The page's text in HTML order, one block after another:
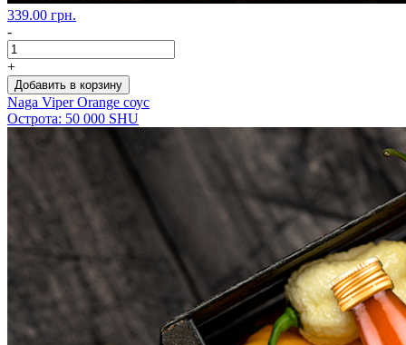
339.00 грн.
-
+
Добавить в корзину
Naga Viper Orange соус
Острота: 50 000 SHU